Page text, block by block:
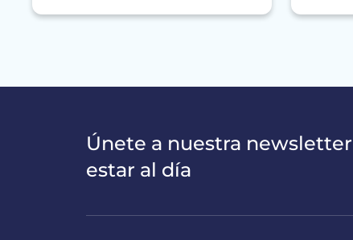
Únete a nuestra
estar al día